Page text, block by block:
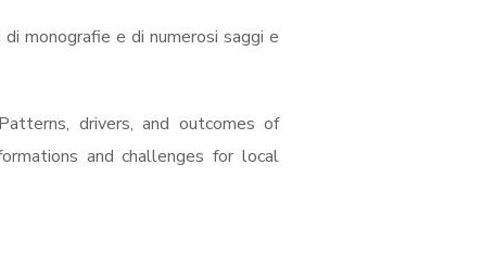
monografie e di numerosi saggi e
drivers, and outcomes of
and challenges for local